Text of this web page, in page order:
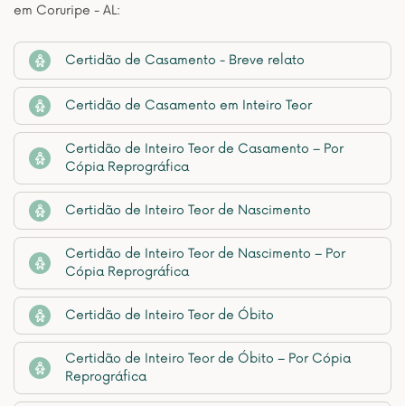
em Coruripe - AL:
Certidão de Casamento - Breve relato
Certidão de Casamento em Inteiro Teor
Certidão de Inteiro Teor de Casamento – Por
Cópia Reprográfica
Certidão de Inteiro Teor de Nascimento
Certidão de Inteiro Teor de Nascimento – Por
Cópia Reprográfica
Certidão de Inteiro Teor de Óbito
Certidão de Inteiro Teor de Óbito – Por Cópia
Reprográfica